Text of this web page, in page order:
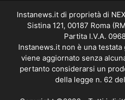
Instanews.it di proprietà di
Sistina 121, 00187 Roma
Partita I.V.A.
Instanews.it non è una
viene aggiornato senza
pertanto considerarsi un
della legge n. 62